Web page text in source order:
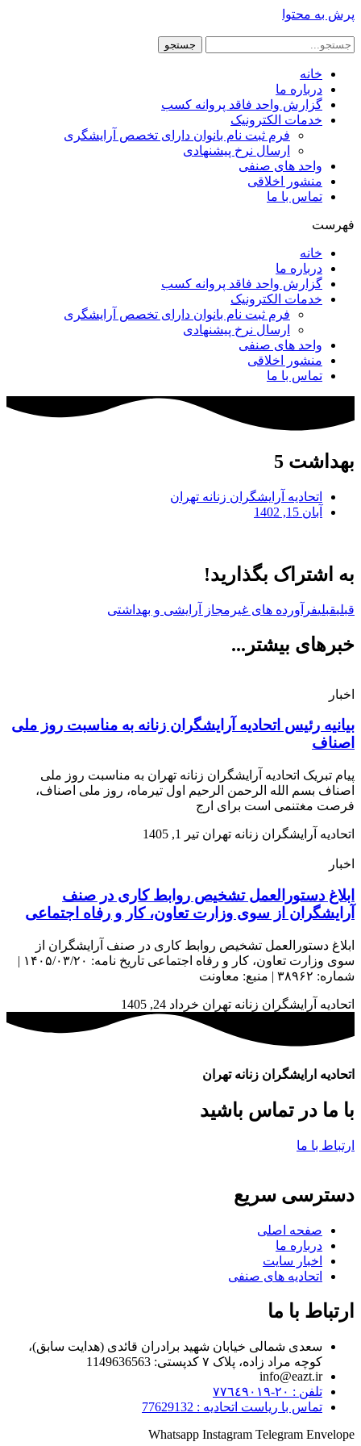
پرش به محتوا
جستجو
خانه
درباره ما
گزارش واحد فاقد پروانه کسب
خدمات الکترونیک
فرم ثبت نام بانوان دارای تخصص آرایشگری
ارسال نرخ پیشنهادی
واحد های صنفی
منشور اخلاقی
تماس با ما
فهرست
خانه
درباره ما
گزارش واحد فاقد پروانه کسب
خدمات الکترونیک
فرم ثبت نام بانوان دارای تخصص آرایشگری
ارسال نرخ پیشنهادی
واحد های صنفی
منشور اخلاقی
تماس با ما
بهداشت 5
اتحادیه آرایشگران زنانه تهران
آبان 15, 1402
به اشتراک بگذارید!
قبلیقبلیفرآورده های غیرمجاز آرایشی و بهداشتی
خبرهای بیشتر...
اخبار
بیانیه رئیس اتحادیه آرایشگران زنانه به مناسبت روز ملی
اصناف
پیام تبریک اتحادیه آرایشگران زنانه تهران به مناسبت روز ملی
اصناف بسم الله الرحمن الرحیم اول تیرماه، روز ملی اصناف،
فرصت مغتنمی است برای ارج
اتحادیه آرایشگران زنانه تهران تیر 1, 1405
اخبار
ابلاغ دستورالعمل تشخیص روابط کاری در صنف
آرایشگران از سوی وزارت تعاون، کار و رفاه اجتماعی
ابلاغ دستورالعمل تشخیص روابط کاری در صنف آرایشگران از
سوی وزارت تعاون، کار و رفاه اجتماعی تاریخ نامه: ۱۴۰۵/۰۳/۲۰ |
شماره: ۳۸۹۶۲ | منبع: معاونت
اتحادیه آرایشگران زنانه تهران خرداد 24, 1405
اتحادیه ارایشگران زنانه تهران
با ما در تماس باشید
ارتباط با ما
دسترسی سریع
صفحه اصلی
درباره ما
اخبار سایت
اتحادیه های صنفی
ارتباط با ما
سعدی شمالی خیابان شهید برادران قائدی (هدایت سابق)،
کوچه مراد زاده، پلاک ۷ کدپستی: 1149636563
info@eazt.ir
تلفن : ٢٠-٧٧٦٤٩٠١٩
تماس با ریاست اتحادیه : 77629132
Whatsapp Instagram Telegram Envelope